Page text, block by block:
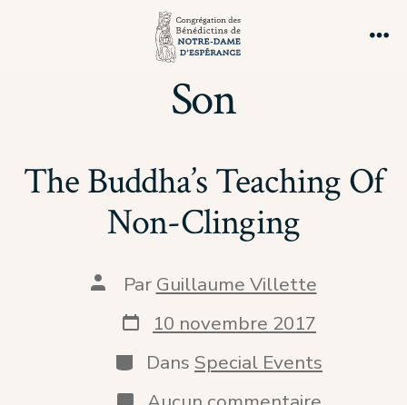
Son
The Buddha’s Teaching Of
Non-Clinging
Auteur
publication
Par Guillaume Villette
Date
de
publication
10 novembre 2017
Catégories
Dans Special Events